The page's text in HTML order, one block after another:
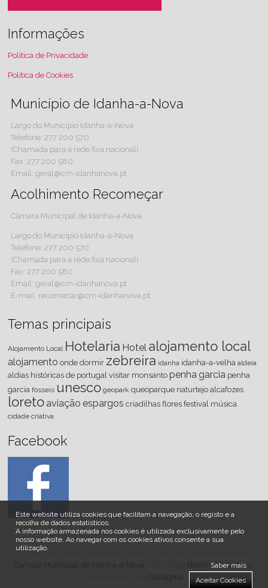
Este website utiliza cookies que facilitam a navegação, o registo e a
recolha de dados estatísticos.
A informação armazenada nos cookies é utilizada exclusivamente pelo
nosso website.Ao navegar com os cookies ativos consente a sua
utilização.
Saber mais
Aceitar Cookies
Informações
Política de Privacidade
Política de Cookies
Município de Idanha-a-Nova
Largo do Município Idanha-a-Nova
Telefone: 277 200 570
(Chamada para a rede fixa nacional)
Fax: 277 200 580
Email: geral@cm-idanhanova.pt
Acolhimento Recomeçar
Câmara Municipal de Idanha-a-Nova
Largo do Município Idanha-a-Nova
Telefone: 277 200 570
(Chamada para a rede fixa nacional)
Fax: 277 200 580
Email: geral@cm-idanhanova.pt
E-mail: recomecar@cm-idanhanova.pt
Temas principais
Alojamento Local Hotelaria Hotel alojamento local
alojamento onde dormir zebreira idanha idanha-a-velha aldeia
aldias históricas de portugal visitar monsanto penha garcia penha
garcia fósseis unesco geopark queoparque naturtejo alcafozes
loreto aviação espargos criadilhas flores festival música
cidade criativa
Facebook
2026 © - Município de Idanha-a-Nova - Todos os direitos Reservados
Bloom Consulting